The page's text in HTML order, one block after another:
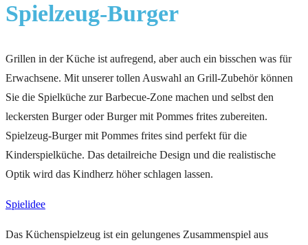
Spielzeug-Burger
Grillen in der Küche ist aufregend, aber auch ein bisschen was für
Erwachsene. Mit unserer tollen Auswahl an Grill-Zubehör können
Sie die Spielküche zur Barbecue-Zone machen und selbst den
leckersten Burger oder Burger mit Pommes frites zubereiten.
Spielzeug-Burger mit Pommes frites sind perfekt für die
Kinderspielküche. Das detailreiche Design und die realistische
Optik wird das Kindherz höher schlagen lassen.
Spielidee
Das Küchenspielzeug ist ein gelungenes Zusammenspiel aus